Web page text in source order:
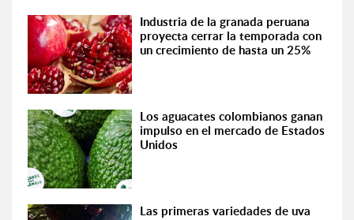
Industria de la granada peruana
proyecta cerrar la temporada con
un crecimiento de hasta un 25%
Los aguacates colombianos ganan
impulso en el mercado de Estados
Unidos
Las primeras variedades de uva